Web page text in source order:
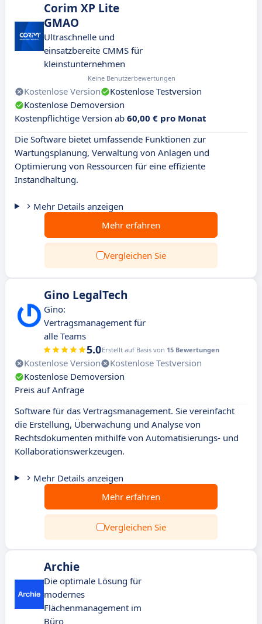
Corim XP Lite
GMAO
Ultraschnelle und
einsatzbereite CMMS für
kleinstunternehmen
Keine Benutzerbewertungen
Kostenlose Version
Kostenlose Testversion
Kostenlose Demoversion
Kostenpflichtige Version ab 60,00 € pro Monat
Die Software bietet umfassende Funktionen zur
Wartungsplanung, Verwaltung von Anlagen und
Optimierung von Ressourcen für eine effiziente
Instandhaltung.
Mehr Details anzeigen
Mehr erfahren
Vergleichen Sie
Gino LegalTech
Gino:
Vertragsmanagement für
alle Teams
5.0Erstellt auf Basis von 15 Bewertungen
Kostenlose Version
Kostenlose Testversion
Kostenlose Demoversion
Preis auf Anfrage
Software für das Vertragsmanagement. Sie vereinfacht
die Erstellung, Überwachung und Analyse von
Rechtsdokumenten mithilfe von Automatisierungs- und
Kollaborationswerkzeugen.
Mehr Details anzeigen
Mehr erfahren
Vergleichen Sie
Archie
Die optimale Lösung für
modernes
Flächenmanagement im
Büro